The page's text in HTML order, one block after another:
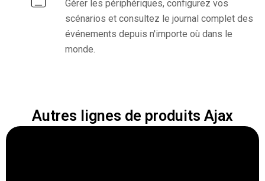
Gérer les périphériques, configurez vos
scénarios et consultez le journal complet des
événements depuis n'importe où dans le
monde.
Autres lignes de produits Ajax